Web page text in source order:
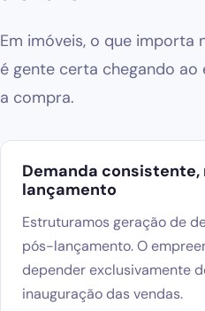
Em imóveis, o que
é gente certa chegando
a compra.
Demanda consistente,
lançamento
Estruturamos geração de
pós-lançamento. O
depender exclusivamente
inauguração das vendas.